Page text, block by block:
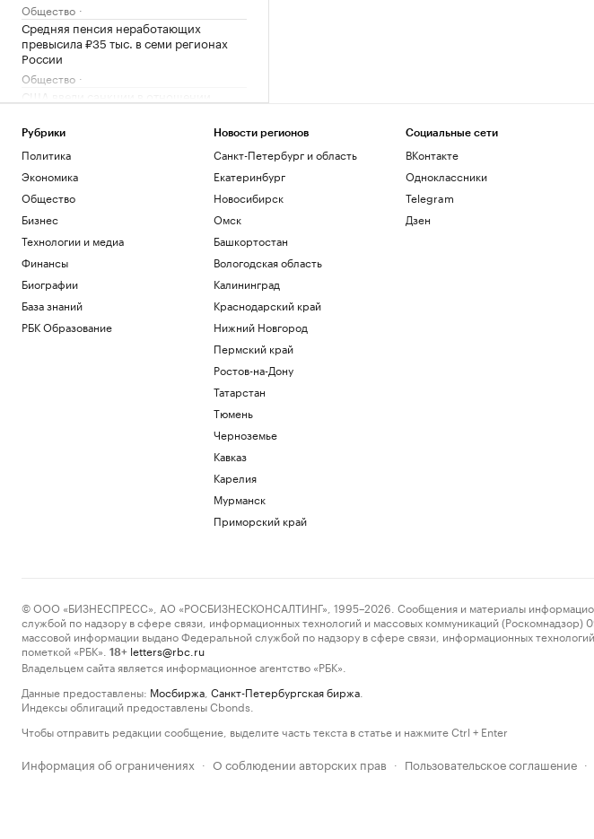
Общество
Средняя пенсия неработающих
превысила ₽35 тыс. в семи регионах
России
Общество
США ввели санкции в отношении
Политика
Власти Венесуэлы и оппозиция начали
переговоры спустя неделю задержки
Политика
Прощание с олимпийским чемпионом
Иваном Едешко пройдет 7 августа в
В США в аэропорту задержали
мужчину, угрожавшего взорвать бомбу
на рейсе
Общество
Рубрики
Политика
Экономика
Общество
Бизнес
Технологии и медиа
Финансы
Биографии
База знаний
РБК Образование
Новости регионов
Санкт-Петербург и область
Екатеринбург
Новосибирск
Омск
Башкортостан
Вологодская область
Калининград
Краснодарский край
Нижний Новгород
Пермский край
Ростов-на-Дону
Татарстан
Тюмень
Черноземье
Кавказ
Карелия
Мурманск
Приморский край
Социальные сети
ВКонтакте
Одноклассники
Telegram
Дзен
© ООО «БИЗНЕСПРЕСС», АО «РОСБИЗНЕСКОНСАЛТИНГ», 1995–2026. Сообщения и материалы
службой по надзору в сфере связи, информационных технологий и массовых коммуникаций
массовой информации выдано Федеральной службой по надзору в сфере связи, информационных
пометкой «РБК».
18+ letters@rbc.ru
Владельцем сайта является информационное агентство «РБК».
Данные предоставлены: Мосбиржа Санкт-Петербургская биржа
Индексы облигаций предоставлены Cbonds.
Чтобы отправить редакции сообщение, выделите часть текста в статье и нажмите Ctrl + Enter
Информация об ограничениях · О соблюдении авторских прав · Пользовательское соглашение ·